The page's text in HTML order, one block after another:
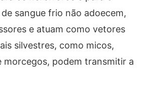
sangue frio não adoecem,
e atuam como vetores
silvestres, como micos,
morcegos, podem transmitir a